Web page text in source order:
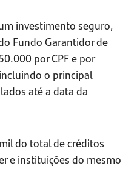
investimento seguro,
Fundo Garantidor de
por CPF e por
o principal
até a data da
do total de créditos
e instituições do mesmo